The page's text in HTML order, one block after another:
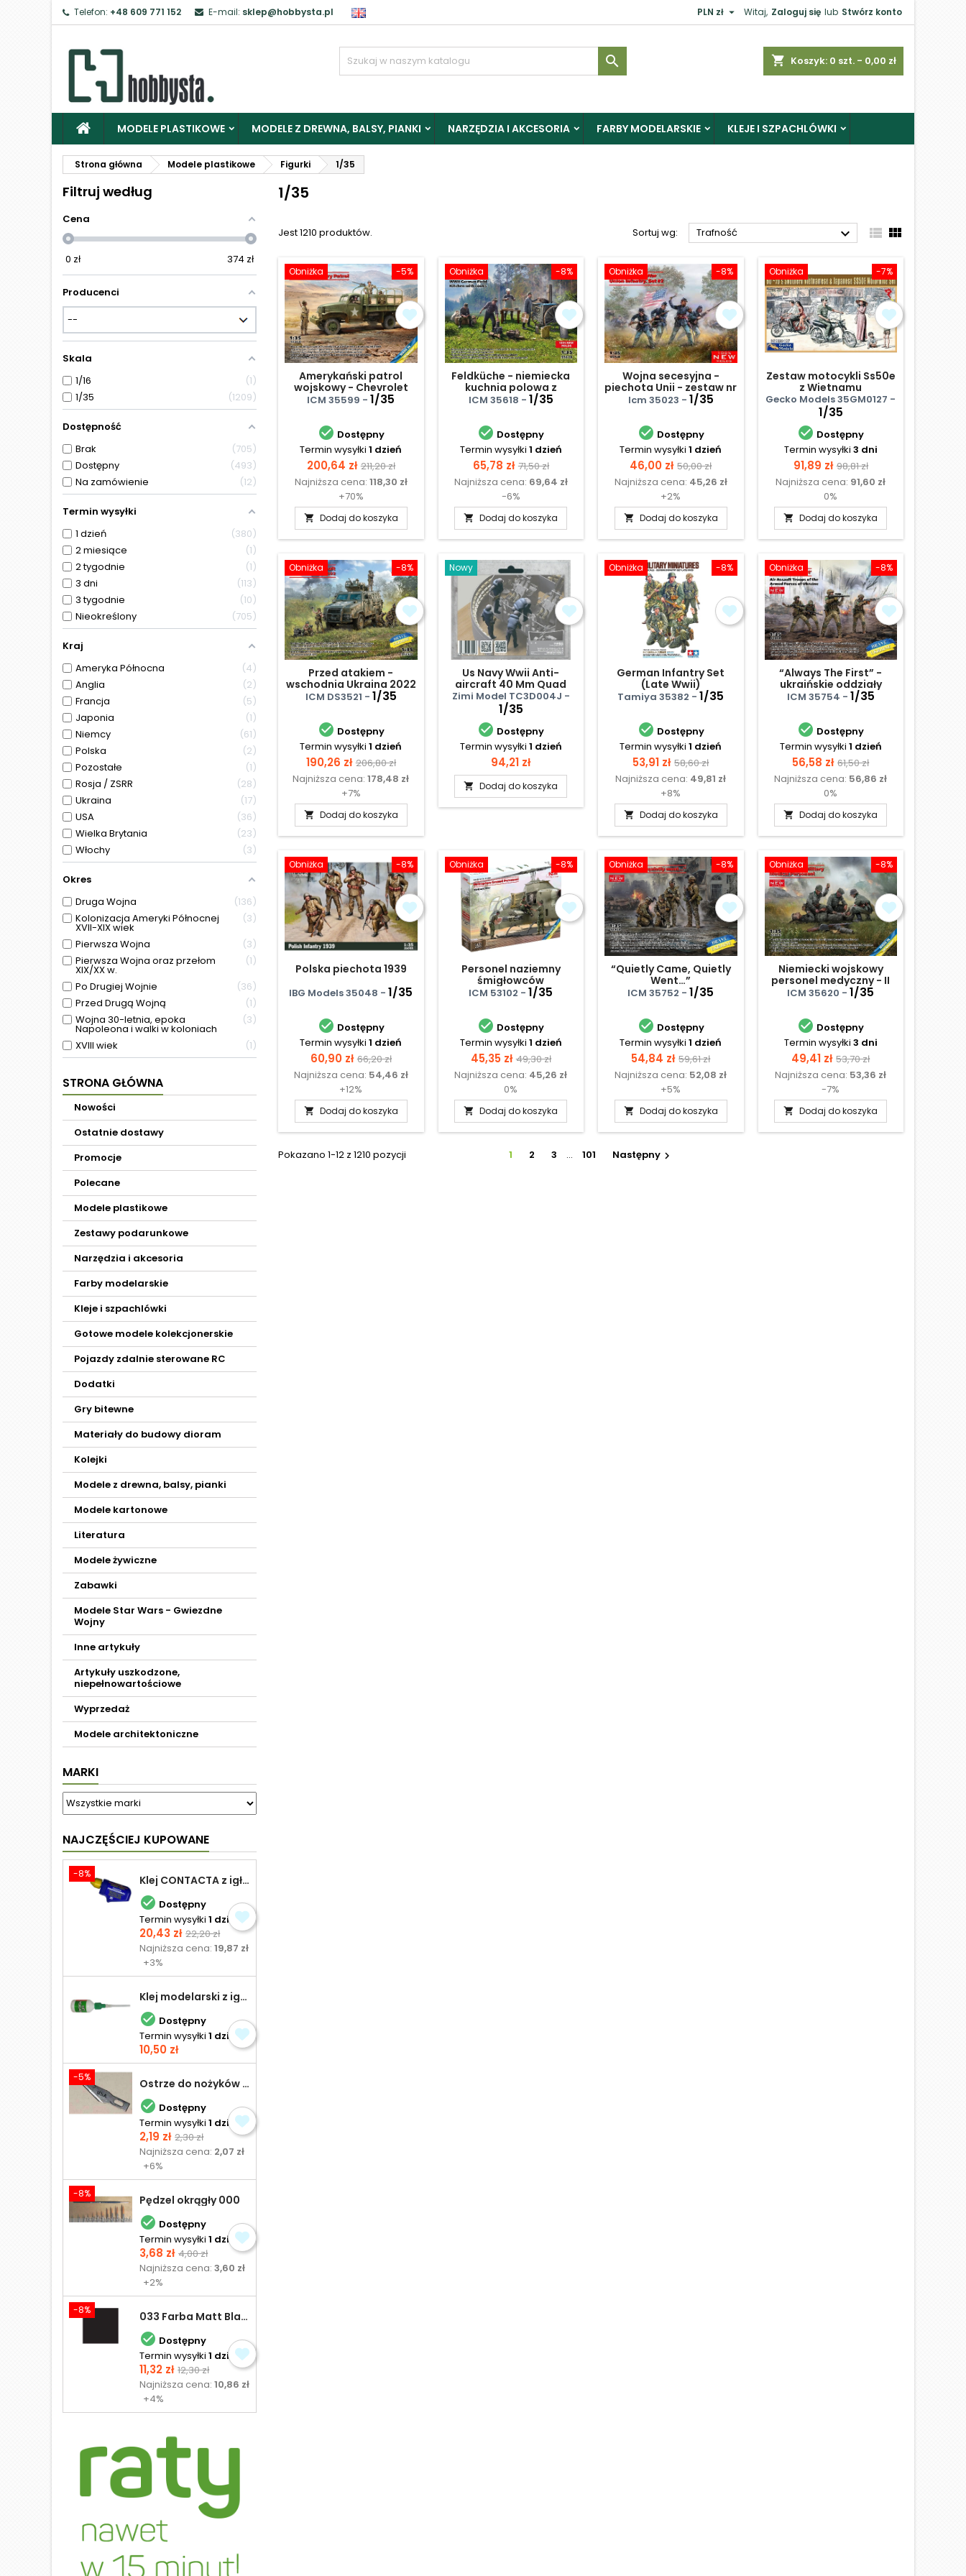
Telefon: +48 609 771 152 E-mail: sklep@hobbysta.pl Witaj, Zaloguj się lub Stwórz konto
PLN zł 
shopping_cart Koszyk: 0 szt. - 0,00 zł

MODELE PLASTIKOWE MODELE Z DREWNA, BALSY, PIANKI NARZĘDZIA I AKCESORIA FARBY MODELARSKIE KLEJE I SZPACHLÓWKI
Strona główna Modele plastikowe Figurki 1/35
Filtruj według
Cena
0 zł 374 zł
Producenci
Skala
1/16
1
1/35
1209
Dostępność
Brak
705
Dostępny
493
Na zamówienie
12
Termin wysyłki
1 dzień
380
2 miesiące
1
2 tygodnie
1
3 dni
113
3 tygodnie
10
Nieokreślony
705
Kraj
Ameryka Północna
4
Anglia
2
Francja
5
Japonia
1
Niemcy
61
Polska
2
Pozostałe
1
Rosja / ZSRR
28
Ukraina
17
USA
36
Wielka Brytania
23
Włochy
3
Okres
Druga Wojna
136
Kolonizacja Ameryki Północnej
XVII-XIX wiek
3
Pierwsza Wojna
3
Pierwsza Wojna oraz przełom
XIX/XX w.
1
Po Drugiej Wojnie
36
Przed Drugą Wojną
1
Wojna 30-letnia, epoka
Napoleona i walki w koloniach
3
XVIII wiek
1
STRONA GŁÓWNA
Nowości
Ostatnie dostawy
Promocje
Polecane
Modele plastikowe
Zestawy podarunkowe
Narzędzia i akcesoria
Farby modelarskie
Kleje i szpachlówki
Gotowe modele kolekcjonerskie
Pojazdy zdalnie sterowane RC
Dodatki
Gry bitewne
Materiały do budowy dioram
Kolejki
Modele z drewna, balsy, pianki
Modele kartonowe
Literatura
Modele żywiczne
Zabawki
Modele Star Wars - Gwiezdne
Wojny
Inne artykuły
Artykuły uszkodzone,
niepełnowartościowe
Wyprzedaż
Modele architektoniczne
MARKI
NAJCZĘŚCIEJ KUPOWANE
-8% Klej CONTACTA z igłą do plastiku 25,0 g
 Dostępny
Termin wysyłki 1 dzień
Cena
20,43 zł Cena
podstawowa
22,20 zł
Najniższa cena:19,87 zł
+3%
Klej modelarski z igłą 30 ml
 Dostępny
Termin wysyłki 1 dzień
Cena
10,50 zł
-5% Ostrze do nożyków Excel
 Dostępny
Termin wysyłki 1 dzień
Cena
2,19 zł Cena
podstawowa
2,30 zł
Najniższa cena: 2,07 zł
+6%
-8% Pędzel okrągły 000
 Dostępny
Termin wysyłki 1 dzień
Cena
3,68 zł Cena
podstawowa
4,00 zł
Najniższa cena:3,60 zł
+2%
-8% 033 Farba Matt Black - olejna
 Dostępny
Termin wysyłki 1 dzień
Cena
11,32 zł Cena
podstawowa
12,30 zł
Najniższa cena:10,86 zł
+4%
1/35
Jest 1210 produktów. Sortuj wg: Trafność   
-5%
Obniżka
Amerykański patrol
wojskowy - Chevrolet
G7107
ICM 35599 -1/35
 Dostępny
Termin wysyłki 1 dzień
Cena
200,64 zł Cena
podstawowa
211,20 zł
Najniższa cena: 118,30 zł
+70%
 Dodaj do koszyka
-8%
Obniżka
Feldküche - niemiecka
kuchnia polowa z
kucharzami
ICM 35618 - 1/35
 Dostępny
Termin wysyłki 1 dzień
Cena
65,78 zł Cena
podstawowa
71,50 zł
Najniższa cena: 69,64 zł
-6%
 Dodaj do koszyka
-8%
Obniżka
Wojna secesyjna -
piechota Unii - zestaw nr
2
Icm 35023 - 1/35
 Dostępny
Termin wysyłki 1 dzień
Cena
46,00 zł Cena
podstawowa
50,00 zł
Najniższa cena: 45,26 zł
+2%
 Dodaj do koszyka
-7%
Obniżka
Zestaw motocykli Ss50e
z Wietnamu
Południowego i Japonii
(lata 60.–70.)
Gecko Models 35GM0127 -
1/35
 Dostępny
Termin wysyłki 3 dni
Cena
91,89 zł Cena
podstawowa
98,81 zł
Najniższa cena: 91,60 zł
0%
 Dodaj do koszyka
-8%
Obniżka
Przed atakiem -
wschodnia Ukraina 2022
- Kozak z załogą
ICM DS3521 - 1/35
 Dostępny
Termin wysyłki 1 dzień
Cena
190,26 zł Cena
podstawowa
206,80 zł
Najniższa cena:178,48 zł
+7%
 Dodaj do koszyka
Nowy
Us Navy Wwii Anti-
aircraft 40 Mm Quad
Bofors Gun Crew Set 4
(With Life Jacket)
Zimi Model TC3D004J -
1/35
 Dostępny
Termin wysyłki 1 dzień
Cena
94,21 zł
 Dodaj do koszyka
-8%
Obniżka
German Infantry Set
(Late Wwii)
Tamiya 35382 -1/35
 Dostępny
Termin wysyłki 1 dzień
Cena
53,91 zł Cena
podstawowa
58,60 zł
Najniższa cena: 49,81 zł
+8%
 Dodaj do koszyka
-8%
Obniżka
“Always The First” -
ukraińskie oddziały
szturmowe
ICM 35754 - 1/35
 Dostępny
Termin wysyłki 1 dzień
Cena
56,58 zł Cena
podstawowa
61,50 zł
Najniższa cena: 56,86 zł
0%
 Dodaj do koszyka
-8%
Obniżka
Polska piechota 1939
IBG Models 35048 -1/35
 Dostępny
Termin wysyłki 1 dzień
Cena
60,90 zł Cena
podstawowa
66,20 zł
Najniższa cena: 54,46 zł
+12%
 Dodaj do koszyka
-8%
Obniżka
Personel naziemny
śmigłowców
ICM 53102 -1/35
 Dostępny
Termin wysyłki 1 dzień
Cena
45,35 zł Cena
podstawowa
49,30 zł
Najniższa cena: 45,26 zł
0%
 Dodaj do koszyka
-8%
Obniżka
“Quietly Came, Quietly
Went…”
ICM 35752 -1/35
 Dostępny
Termin wysyłki 1 dzień
Cena
54,84 zł Cena
podstawowa
59,61 zł
Najniższa cena: 52,08 zł
+5%
 Dodaj do koszyka
-8%
Obniżka
Niemiecki wojskowy
personel medyczny - II
W.Ś.
ICM 35620 -1/35
 Dostępny
Termin wysyłki 3 dni
Cena
49,41 zł Cena
podstawowa
53,70 zł
Najniższa cena: 53,36 zł
-7%
 Dodaj do koszyka
Pokazano 1-12 z 1210 pozycji 1 2 3 … 101 Następny
Zaloguj
Aby zapisać produkty do Schowka, musisz się zalogować.
Anuluj Zaloguj